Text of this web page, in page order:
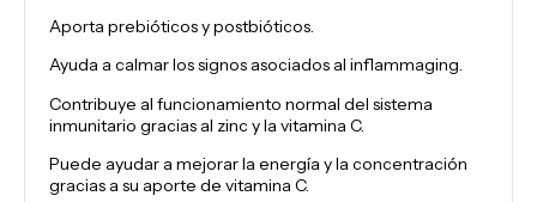
Aporta prebióticos y postbióticos.
Ayuda a calmar los signos asociados al inflammaging.
Contribuye al funcionamiento normal del sistema
inmunitario gracias al zinc y la vitamina C.
Puede ayudar a mejorar la energía y la concentración
gracias a su aporte de vitamina C.